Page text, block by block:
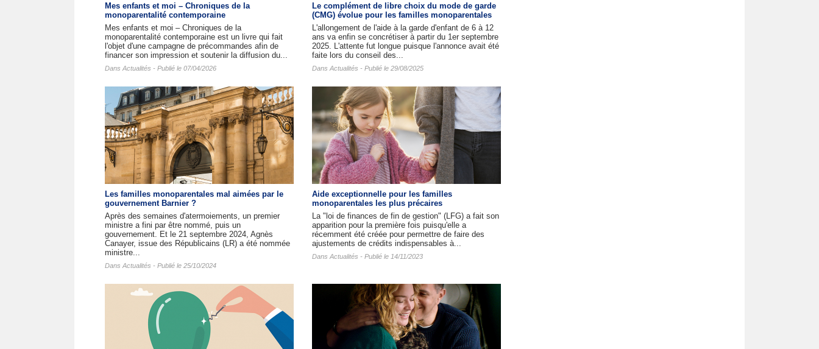
Mes enfants et moi – Chroniques de la
monoparentalité contemporaine
Mes enfants et moi – Chroniques de la
monoparentalité contemporaine est un livre qui fait
l'objet d'une campagne de précommandes afin de
financer son impression et soutenir la diffusion du...
Dans Actualités - Publié le 07/04/2026
Le complément de libre choix du mode de garde
(CMG) évolue pour les familles monoparentales
L'allongement de l'aide à la garde d'enfant de 6 à 12
ans va enfin se concrétiser à partir du 1er septembre
2025. L'attente fut longue puisque l'annonce avait été
faite lors du conseil des...
Dans Actualités - Publié le 29/08/2025
Les familles monoparentales mal aimées par le
gouvernement Barnier ?
Après des semaines d'atermoiements, un premier
ministre a fini par être nommé, puis un
gouvernement. Et le 21 septembre 2024, Agnès
Canayer, issue des Républicains (LR) a été nommée
ministre...
Dans Actualités - Publié le 25/10/2024
Aide exceptionnelle pour les familles
monoparentales les plus précaires
La "loi de finances de fin de gestion" (LFG) a fait son
apparition pour la première fois puisqu'elle a
récemment été créée pour permettre de faire des
ajustements de crédits indispensables à...
Dans Actualités - Publié le 14/11/2023